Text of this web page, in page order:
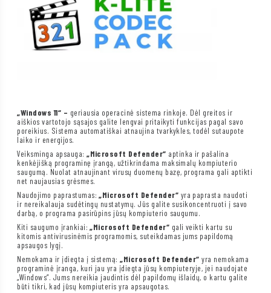
„Windows 11“ – geriausia operacinė sistema rinkoje. Dėl greitos ir
aiškios vartotojo sąsajos galite lengvai pritaikyti funkcijas pagal savo
poreikius. Sistema automatiškai atnaujina tvarkykles, todėl sutaupote
laiko ir energijos.
Veiksminga apsauga:„Microsoft Defender“ aptinka ir pašalina
kenkėjišką programinę įrangą, užtikrindama maksimalų kompiuterio
saugumą. Nuolat atnaujinant virusų duomenų bazę, programa gali aptikti
net naujausias grėsmes.
Naudojimo paprastumas:„Microsoft Defender“ yra paprasta naudoti
ir nereikalauja sudėtingų nustatymų. Jūs galite susikoncentruoti į savo
darbą, o programa pasirūpins jūsų kompiuterio saugumu.
Kiti saugumo įrankiai:„Microsoft Defender“ gali veikti kartu su
kitomis antivirusinėmis programomis, suteikdamas jums papildomą
apsaugos lygį.
Nemokama ir įdiegta į sistemą:„Microsoft Defender“ yra nemokama
programinė įranga, kuri jau yra įdiegta jūsų kompiuteryje, jei naudojate
„Windows“. Jums nereikia jaudintis dėl papildomų išlaidų, o kartu galite
būti tikri, kad jūsų kompiuteris yra apsaugotas.